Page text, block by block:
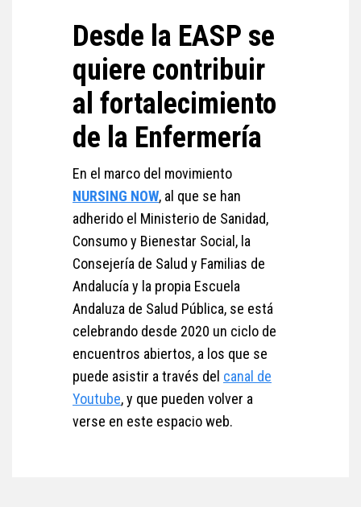
Desde la EASP se
quiere contribuir
al fortalecimiento
de la Enfermería
En el marco del movimiento
NURSING NOW, al que se han
adherido el Ministerio de Sanidad,
Consumo y Bienestar Social, la
Consejería de Salud y Familias de
Andalucía y la propia Escuela
Andaluza de Salud Pública, se está
celebrando desde 2020 un ciclo de
encuentros abiertos, a los que se
puede asistir a través del canal de
Youtube, y que pueden volver a
verse en este espacio web.